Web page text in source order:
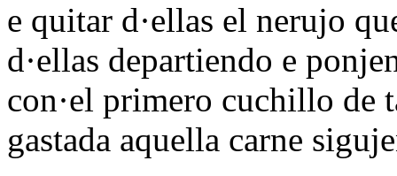
e quitar d·ellas el nerujo
d·ellas departiendo e
con·el primero cuchillo de
gastada aquella carne